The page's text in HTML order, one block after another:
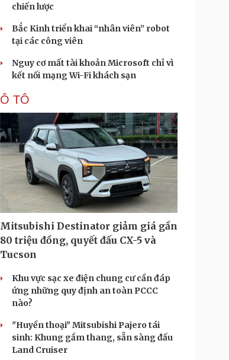
chiến lược
Bắc Kinh triển khai “nhân viên” robot
tại các công viên
Nguy cơ mất tài khoản Microsoft chỉ vì
kết nối mạng Wi-Fi khách sạn
Ô TÔ
Mitsubishi Destinator giảm giá gần
80 triệu đồng, quyết đấu CX-5 và
Tucson
Khu vực sạc xe điện chung cư cần đáp
ứng những quy định an toàn PCCC
nào?
"Huyền thoại" Mitsubishi Pajero tái
sinh: Khung gầm thang, sẵn sàng đấu
Land Cruiser